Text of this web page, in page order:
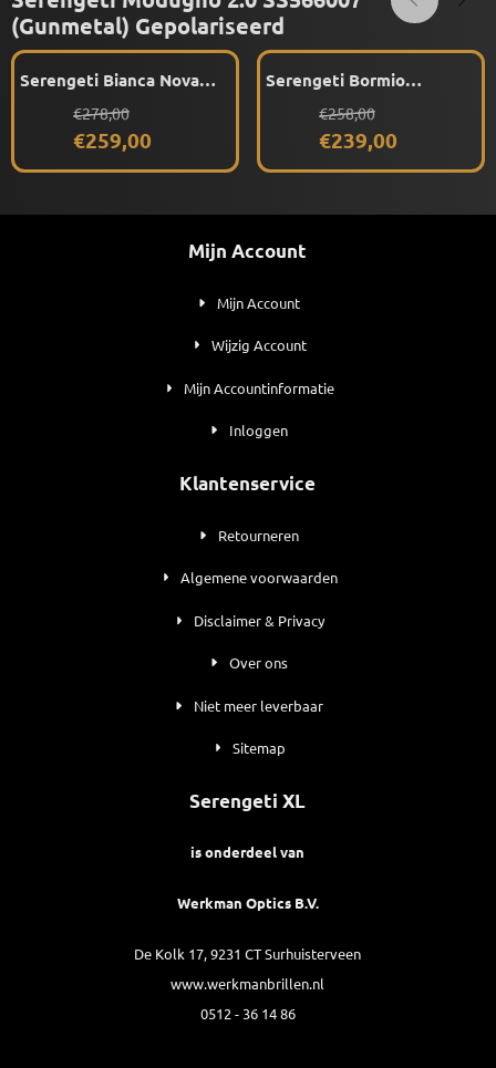
(Gunmetal) Gepolariseerd
Serengeti Bianca Nova
Gepolariseerd
Van 278,00 voor 259,00
€278,00
€259,00
Serengeti Bormio
Tortoise) Gepolariseerd
Van 258,00 voor 239,00
€258,00
€239,00
Mijn Account
Mijn Account
Wijzig Account
Mijn Accountinformatie
Inloggen
Klantenservice
Retourneren
Algemene voorwaarden
Disclaimer & Privacy
Over ons
Niet meer leverbaar
Sitemap
Serengeti XL
is onderdeel van
Werkman Optics B.V.
De Kolk 17, 9231 CT Surhuisterveen
www.werkmanbrillen.nl
0512 - 36 14 86